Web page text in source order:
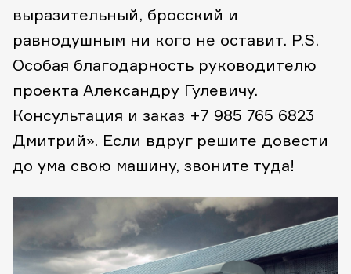
выразительный, бросский и
равнодушным ни кого не оставит. P.S.
Особая благодарность руководителю
проекта Александру Гулевичу.
Консультация и заказ +7 985 765 6823
Дмитрий». Если вдруг решите довести
до ума свою машину, звоните туда!